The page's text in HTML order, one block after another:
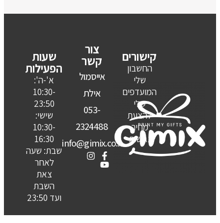
קישורים
החשבון
שלי
המועדפים
שלי
להצעת
מחיר
נגישות
צור
קשר
אייסמול
אילת
053-
2324488
info@gimix.co.il
שעות
הפעילות
א'-ה':
10:30-
23:50
שישי:
10:30-
16:30
שבת: שעה
לאחר
צאת
השבת
ועד 23:50